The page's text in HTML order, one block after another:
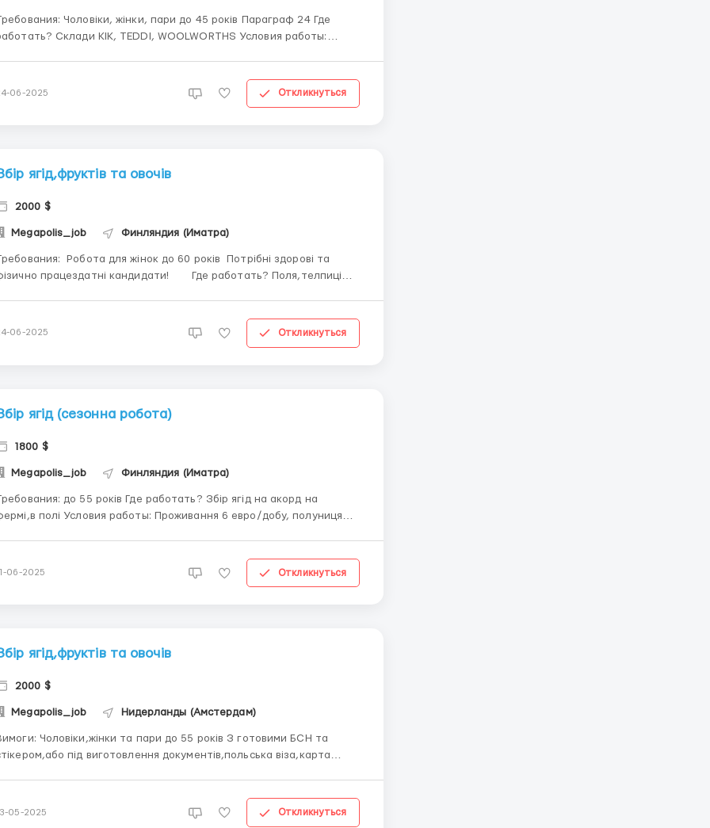
Чоловіки, жінки, пари до 45 років Параграф 24 Где
Склади KIK, TEDDI, WOOLWORTHS Условия работы:
06-2025 Откликнуться
ягід,фруктів та овочів
2000 $
Megapolis_job Финляндия (Иматра)
Робота для жінок до 60 років Потрібні здорові та
працездатні кандидати! Где работать? Поля,телпиці
06-2025 Откликнуться
ягід (сезонна робота)
1800 $
Megapolis_job Финляндия (Иматра)
до 55 років Где работать? Збір ягід на акорд на
полі Условия работы: Проживання 6 евро/добу, полуниця
06-2025 Откликнуться
ягід,фруктів та овочів
2000 $
Megapolis_job Нидерланды (Амстердам)
Чоловіки,жінки та пари до 55 років З готовими БСН та
під виготовлення документів,польська віза,карта
05-2025 Откликнуться